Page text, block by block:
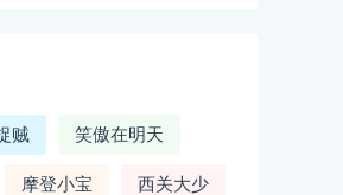
贼 笑傲在明天
摩登小宝 西关大少